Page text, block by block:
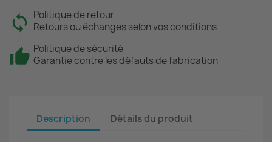
Politique de retour
Retours ou échanges selon vos conditions
Politique de sécurité
Garantie contre les défauts de fabrication
Description Détails du produit